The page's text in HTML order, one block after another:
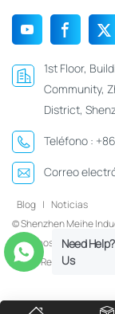
1st Floor,
Community,
District,
Teléfono :
Correo
Blog | Noticias
© Shenzhen Meihe
derechos.
Xml |
Red IPv6
Need
Us